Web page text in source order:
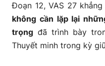
Đoạn 12, VAS 27
không cần lặp lại
trọng đã trình bày
Thuyết minh trong kỳ